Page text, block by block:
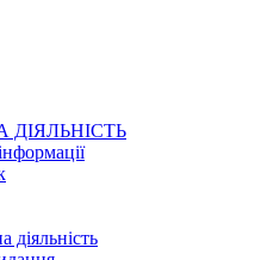
діяльність